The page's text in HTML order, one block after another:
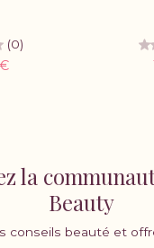
(0)
la
Beauty
conseils beauté et